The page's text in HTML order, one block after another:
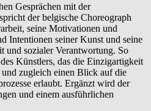
Gesprächen mit der
der belgische Choreograph
seine Motivationen und
Intentionen seiner Kunst und seine
und sozialer Verantwortung. So
Künstlers, das die Einzigartigkeit
zugleich einen Blick auf die
erlaubt. Ergänzt wird der
und einem ausführlichen